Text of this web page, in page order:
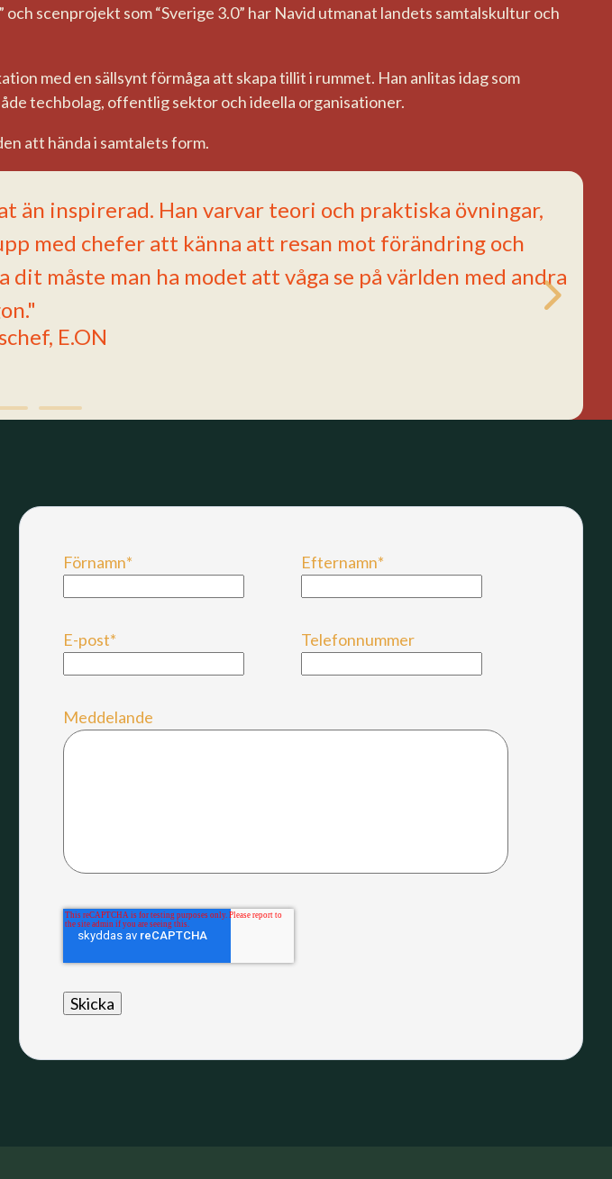
scenprojekt som “Sverige 3.0” har Navid utmanat landets samtalskultur och
med en sällsynt förmåga att skapa tillit i rummet. Han anlitas idag som
techbolag, offentlig sektor och ideella organisationer.
att hända i samtalets form.
inspirerad. Han varvar teori och praktiska övningar,
med chefer att känna att resan mot förändring och
måste man ha modet att våga se på världen med andra
E.ON
Förnamn* Efternamn*
E-post* Telefonnummer
Meddelande